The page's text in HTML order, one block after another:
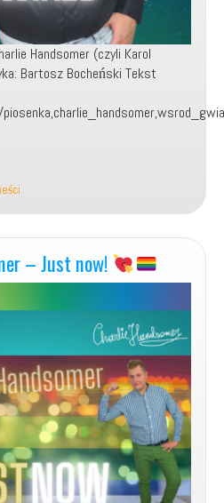
Handsomer (czyli Karol
Bartosz Bocheński Tekst
– Just now!